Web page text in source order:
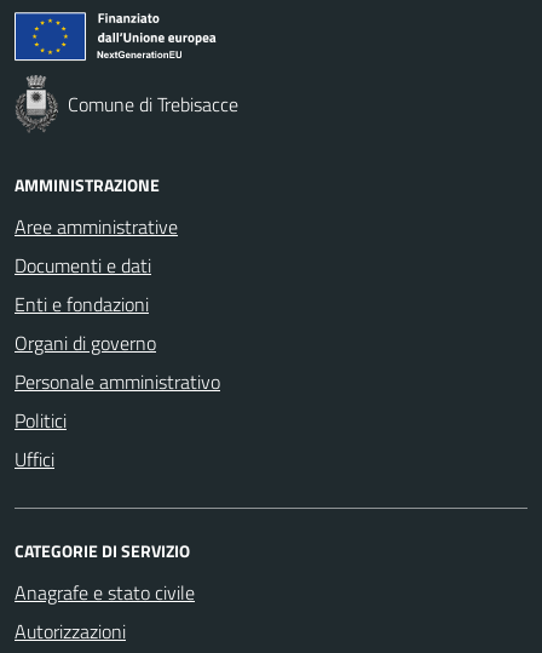
Comune di Trebisacce
AMMINISTRAZIONE
Aree amministrative
Documenti e dati
Enti e fondazioni
Organi di governo
Personale amministrativo
Politici
Uffici
CATEGORIE DI SERVIZIO
Anagrafe e stato civile
Autorizzazioni